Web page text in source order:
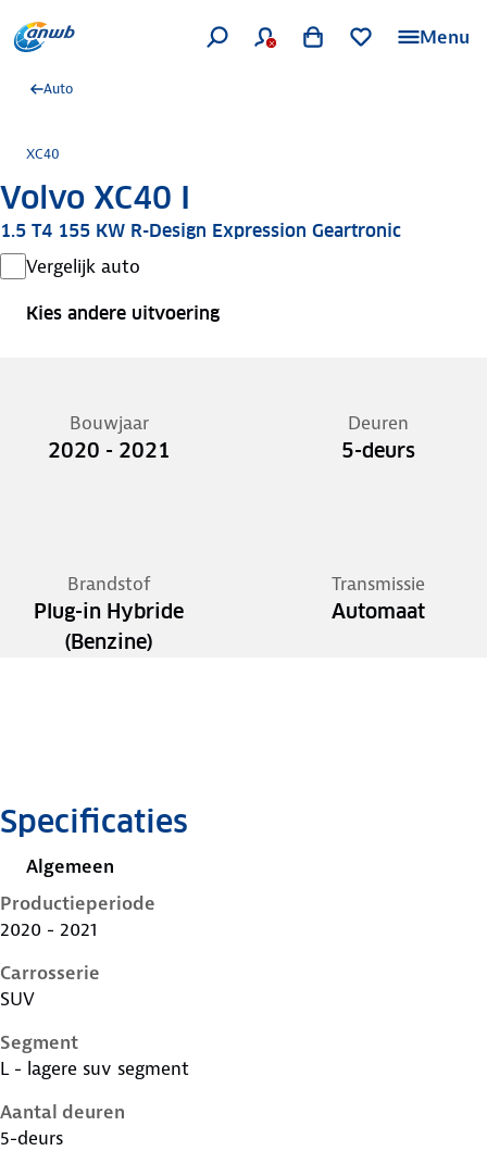
Menu
Auto
XC40
Volvo XC40 I
1.5 T4 155 KW R-Design Expression Geartronic
Vergelijk auto
Kies andere uitvoering
Bouwjaar
2020 - 2021
Deuren
5-deurs
Brandstof
Plug-in Hybride
(Benzine)
Transmissie
Automaat
Specificaties
Algemeen
Productieperiode
2020 - 2021
Carrosserie
SUV
Segment
L - lagere suv segment
Aantal deuren
5-deurs